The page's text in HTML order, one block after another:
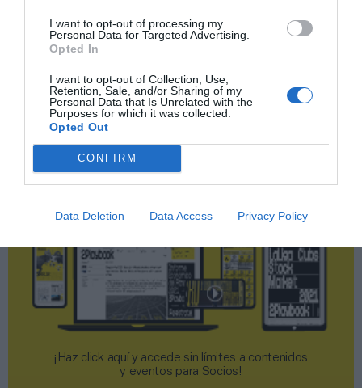
I want to opt-out of processing my
Personal Data for Targeted Advertising.
Opted In
I want to opt-out of Collection, Use,
Retention, Sale, and/or Sharing of my
Personal Data that Is Unrelated with the
Purposes for which it was collected.
Opted Out
CONFIRM
Data Deletion Data Access Privacy Policy
Publicidad
2Playbook Club2P
¡Haz click aquí y accede sin límites a contenidos
y eventos para Socios!​​​​​​​